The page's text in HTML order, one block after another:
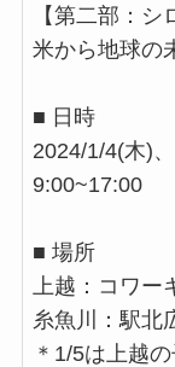
【第二部：
米から地球の
■ 日時
2024/1/4(木)
■ 場所
上越：コワー
糸魚川：駅北
＊1/5は上越